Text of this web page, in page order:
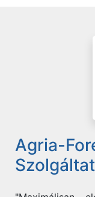
Agria-